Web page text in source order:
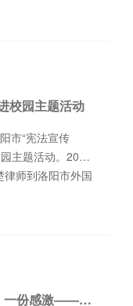
为大家分享的
恒生科技园A
区6号楼11层
69952882
阳市洛龙区太
校园主题活动
市“宪法宣传
主题活动。2023
师到洛阳市外国
，建设法治中
认识。 通过本
诚然时讯‖一面锦旗，一份信任，一份感激——我所朱家涛律师成功代理一起抚养权变更案获当事人赠旗致谢